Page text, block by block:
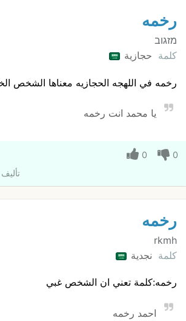
رخمه
מזגוב
كلمة حجازية
رخمه في اللهجه الحجازيه معناها الشخص
يا محمد انت رخمه
0
0
تأليف
رخمه
rkmh
كلمة نجدية
رخمه:كلمة تعني ان الشخص غبي
احمد رخمه